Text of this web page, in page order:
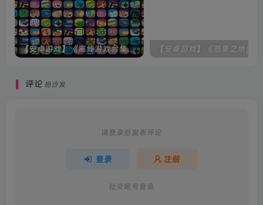
【安卓游戏】《离线游戏合集中文版(A collection of offline games)》[v2.12.1]
评论 抢沙发
请登录后发表评论
登录 注册
社交账号登录